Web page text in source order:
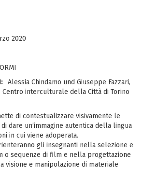
2020
Alessia Chindamo und Giuseppe Fazzari,
Centro interculturale della Città di Torino
di contestualizzare visivamente le
dare un’immagine autentica della lingua
in cui viene adoperata.
gli insegnanti nella selezione e
o sequenze di film e nella progettazione
visione e manipolazione di materiale